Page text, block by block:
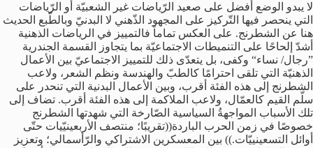
لا يبدو الوضع أفضل على صعيد الرّياضات غير الشعبيّة أو الرّياضات
التي ينحصر فيها التّركيز على المجهود الذّهني لا البدنيّ وبالطّبع الحديث
هنا عن الشطرنج. على العكس تماماً فالتمييز في الرياضات الذهنية
أشدّ إلحاحًا على التنميطات الاجتماعيّة بما يتجاوز القسمة الجندرية
”رجال/ نساء“ وكفى، بل يتعدّى ذلك للتمييز الاجتماعيّ بين الأعمال
الذهنيّة التي تلقى احترامًا كالطبّ والهندسة ونظم الشعر، ولاعب
الشطرنج إلى هذه الفئة أقرب، وبين الأعمال البدنية التي تنحدر على
سلّم القيم كالعمّال، ولاعب الملاكمة إلى هذه الفئة أقرب. تضاف إلى
تلك الأسباب المواجهةُ السياسية الصّارخة التي شهدتها الشطرنج
خصوصًا في زمن الحرب الباردة((تقريبًا؛ منتصف الأربعينيّيات حتّى
أوائل التسعينييّات.)) بين المعسكرين الاشتراكي والرّأسمالي؛ وتعزيز